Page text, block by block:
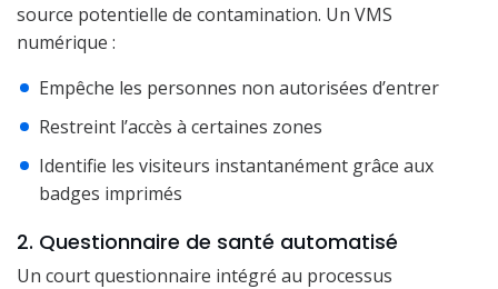
source potentielle de contamination. Un VMS
numérique :
Empêche les personnes non autorisées d’entrer
Restreint l’accès à certaines zones
Identifie les visiteurs instantanément grâce aux
badges imprimés
2. Questionnaire de santé automatisé
Un court questionnaire intégré au processus